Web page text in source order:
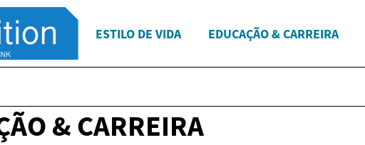
ESTILO DE VIDA EDUCAÇÃO & CARREIRA
& CARREIRA